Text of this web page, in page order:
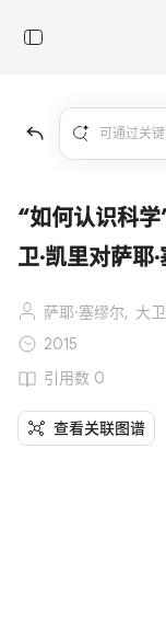
“如何认识科
卫·凯里对萨耶
萨耶·塞缪尔, 大
2015
引用数 0
查看关联图谱